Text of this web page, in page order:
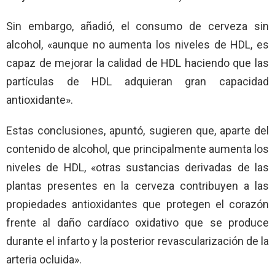
Sin embargo, añadió, el consumo de cerveza sin
alcohol, «aunque no aumenta los niveles de HDL, es
capaz de mejorar la calidad de HDL haciendo que las
partículas de HDL adquieran gran capacidad
antioxidante».
Estas conclusiones, apuntó, sugieren que, aparte del
contenido de alcohol, que principalmente aumenta los
niveles de HDL, «otras sustancias derivadas de las
plantas presentes en la cerveza contribuyen a las
propiedades antioxidantes que protegen el corazón
frente al daño cardíaco oxidativo que se produce
durante el infarto y la posterior revascularización de la
arteria ocluida».